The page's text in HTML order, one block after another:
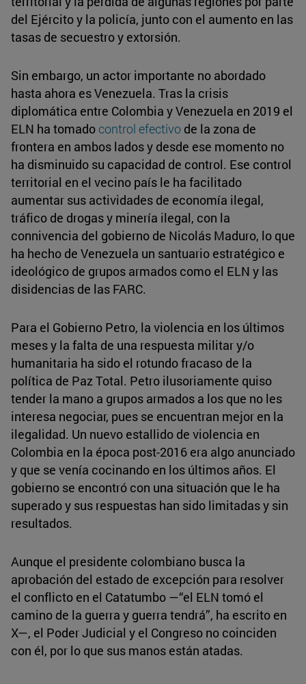
del Ejército y la policía, junto con el aumento en las
tasas de secuestro y extorsión.
Sin embargo, un actor importante no abordado
hasta ahora es Venezuela. Tras la crisis
diplomática entre Colombia y Venezuela en 2019 el
ELN ha tomado control efectivo de la zona de
frontera en ambos lados y desde ese momento no
ha disminuido su capacidad de control. Ese control
territorial en el vecino país le ha facilitado
aumentar sus actividades de economía ilegal,
tráfico de drogas y minería ilegal, con la
connivencia del gobierno de Nicolás Maduro, lo que
ha hecho de Venezuela un santuario estratégico e
ideológico de grupos armados como el ELN y las
disidencias de las FARC.
Para el Gobierno Petro, la violencia en los últimos
meses y la falta de una respuesta militar y/o
humanitaria ha sido el rotundo fracaso de la
política de Paz Total. Petro ilusoriamente quiso
tender la mano a grupos armados a los que no les
interesa negociar, pues se encuentran mejor en la
ilegalidad. Un nuevo estallido de violencia en
Colombia en la época post-2016 era algo anunciado
y que se venía cocinando en los últimos años. El
gobierno se encontró con una situación que le ha
superado y sus respuestas han sido limitadas y sin
resultados.
Aunque el presidente colombiano busca la
aprobación del estado de excepción para resolver
el conflicto en el Catatumbo —“el ELN tomó el
camino de la guerra y guerra tendrá”, ha escrito en
X—, el Poder Judicial y el Congreso no coinciden
con él, por lo que sus manos están atadas.